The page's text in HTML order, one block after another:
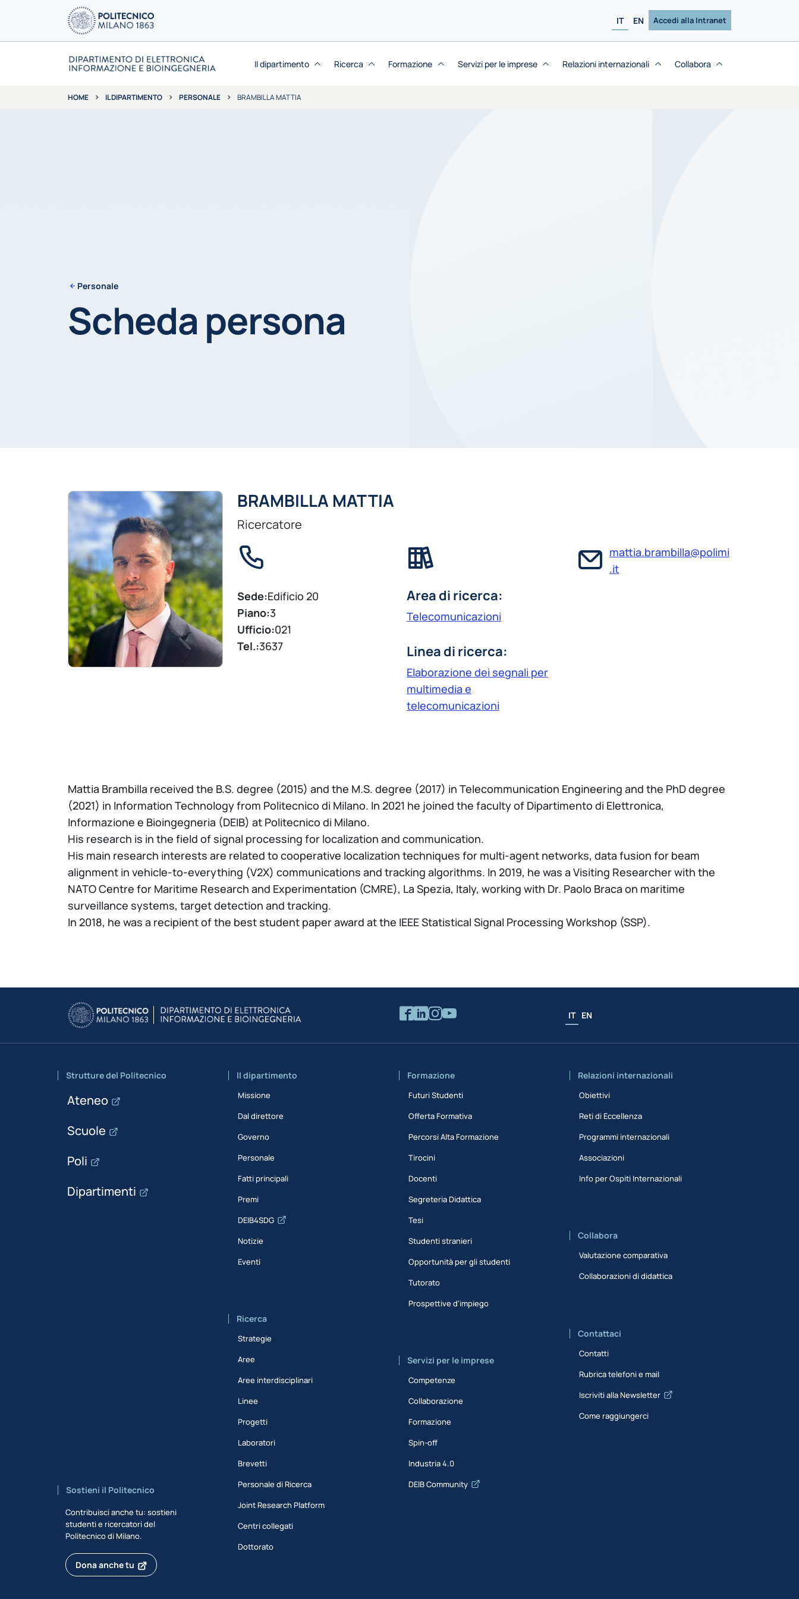
IT EN Accedi alla Intranet
Il dipartimento Ricerca Formazione Servizi per le imprese Relazioni internazionali Collabora
HOME IL DIPARTIMENTO PERSONALE BRAMBILLA MATTIA
Personale
Scheda persona
BRAMBILLA MATTIA
Ricercatore
Sede:Edificio 20
Piano:3
Ufficio:021
Tel.:3637
Area di ricerca:
Telecomunicazioni
Linea di ricerca:
Elaborazione dei segnali per
multimedia e
telecomunicazioni
mattia.brambilla@polimi
.it
Mattia Brambilla received the B.S. degree (2015) and the M.S. degree (2017) in Telecommunication Engineering and the PhD degree
(2021) in Information Technology from Politecnico di Milano. In 2021 he joined the faculty of Dipartimento di Elettronica,
Informazione e Bioingegneria (DEIB) at Politecnico di Milano.
His research is in the field of signal processing for localization and communication.
His main research interests are related to cooperative localization techniques for multi-agent networks, data fusion for beam
alignment in vehicle-to-everything (V2X) communications and tracking algorithms. In 2019, he was a Visiting Researcher with the
NATO Centre for Maritime Research and Experimentation (CMRE), La Spezia, Italy, working with Dr. Paolo Braca on maritime
surveillance systems, target detection and tracking.
In 2018, he was a recipient of the best student paper award at the IEEE Statistical Signal Processing Workshop (SSP).
IT EN
Strutture del Politecnico
Ateneo
Scuole
Poli
Dipartimenti
Sostieni il Politecnico
Contribuisci anche tu: sostieni
studenti e ricercatori del
Politecnico di Milano.
Dona anche tu
Il dipartimento
Missione
Dal direttore
Governo
Personale
Fatti principali
Premi
DEIB4SDG
Notizie
Eventi
Ricerca
Strategie
Aree
Aree interdisciplinari
Linee
Progetti
Laboratori
Brevetti
Personale di Ricerca
Joint Research Platform
Centri collegati
Dottorato
Formazione
Futuri Studenti
Offerta Formativa
Percorsi Alta Formazione
Tirocini
Docenti
Segreteria Didattica
Tesi
Studenti stranieri
Opportunità per gli studenti
Tutorato
Prospettive d'impiego
Servizi per le imprese
Competenze
Collaborazione
Formazione
Spin-off
Industria 4.0
DEIB Community
Relazioni internazionali
Obiettivi
Reti di Eccellenza
Programmi internazionali
Associazioni
Info per Ospiti Internazionali
Collabora
Valutazione comparativa
Collaborazioni di didattica
Contattaci
Contatti
Rubrica telefoni e mail
Iscriviti alla Newsletter
Come raggiungerci